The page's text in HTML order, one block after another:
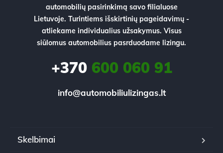
automobilių pasirinkimą savo filialuose
Lietuvoje. Turintiems išskirtinių pageidavimų -
atliekame individualius užsakymus. Visus
siūlomus automobilius pasrduodame lizingu.
+370600 060 91
info@automobiliulizingas.lt
Skelbimai